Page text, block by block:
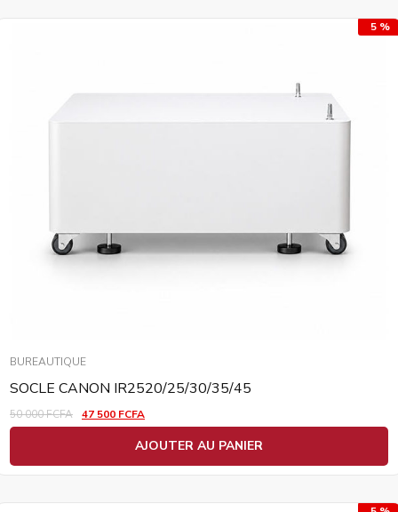
5 %
BUREAUTIQUE
SOCLE CANON IR2520/25/30/35/45
50 000FCFA 47 500 FCFA
AJOUTER AU PANIER